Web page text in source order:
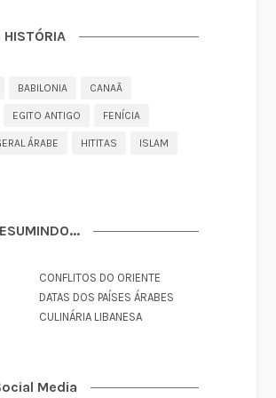
HISTÓRIA
BABILONIA CANAÃ
EGITO ANTIGO FENÍCIA
ÁRABE HITITAS ISLAM
CONFLITOS DO ORIENTE
DATAS DOS PAÍSES ÁRABES
CULINÁRIA LIBANESA
Media